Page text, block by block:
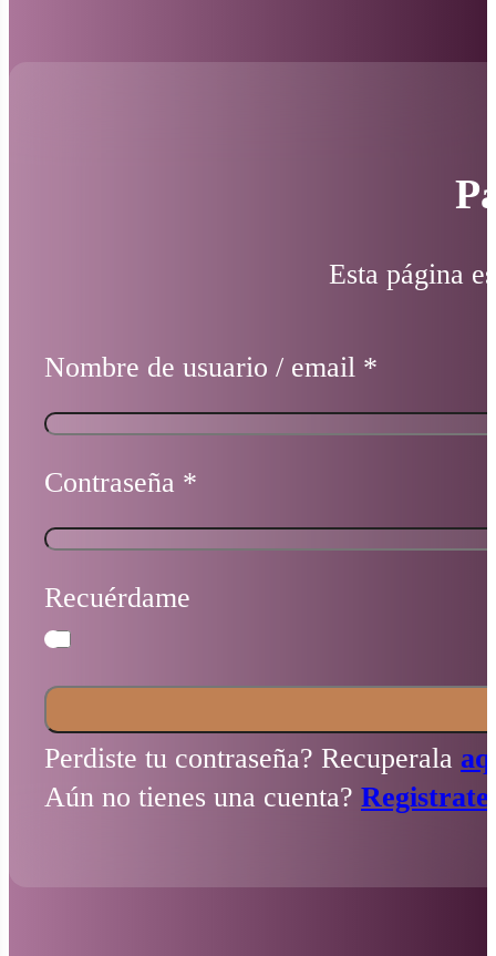
Esta página
Nombre de usuario / email *
Contraseña *
Recuérdame
Perdiste tu contraseña? Recuperala
Aún no tienes una cuenta?